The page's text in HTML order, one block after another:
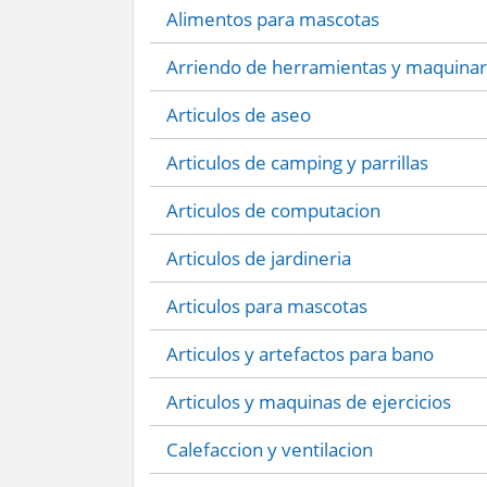
Alimentos para mascotas
Arriendo de herramientas y
Articulos de aseo
Articulos de camping y parrillas
Articulos de computacion
Articulos de jardineria
Articulos para mascotas
Articulos y artefactos para bano
Articulos y maquinas de ejercicios
Calefaccion y ventilacion